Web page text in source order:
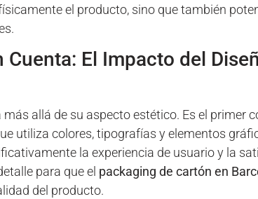
el producto, sino que también
El Impacto del
allá de su aspecto estético. Es el primer
utiliza colores, tipografías y elementos
la experiencia de usuario y la
para que el packaging de cartón en
del producto.